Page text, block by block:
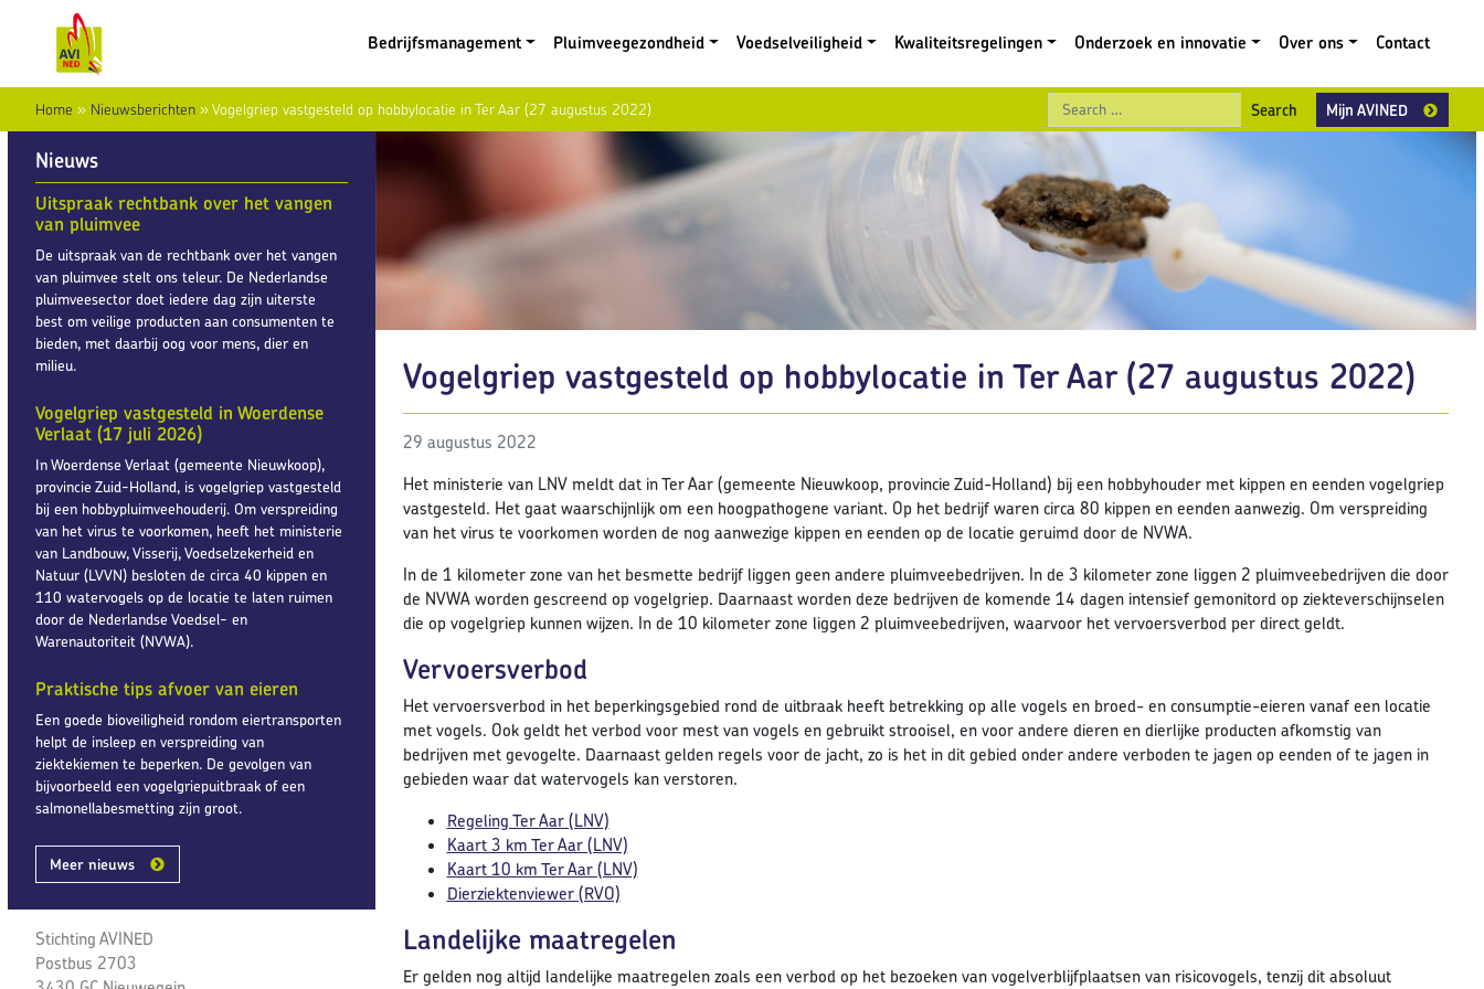
Bedrijfsmanagement
Pluimveegezondheid Voedselveiligheid Kwaliteitsregelingen Onderzoek en innovatie Over ons Contact
Home » Nieuwsberichten »Vogelgriep vastgesteld op hobbylocatie in Ter Aar (27 augustus 2022) Search
Mijn AVINED
Nieuws
Uitspraak rechtbank over het vangen
van pluimvee
De uitspraak van de rechtbank over het vangen
van pluimvee stelt ons teleur. De Nederlandse
pluimveesector doet iedere dag zijn uiterste
best om veilige producten aan consumenten te
bieden, met daarbij oog voor mens, dier en
milieu.
Vogelgriep vastgesteld in Woerdense
Verlaat (17 juli 2026)
In Woerdense Verlaat (gemeente Nieuwkoop),
provincie Zuid-Holland, is vogelgriep vastgesteld
bij een hobbypluimveehouderij. Om verspreiding
van het virus te voorkomen, heeft het ministerie
van Landbouw, Visserij, Voedselzekerheid en
Natuur (LVVN) besloten de circa 40 kippen en
110 watervogels op de locatie te laten ruimen
door de Nederlandse Voedsel- en
Warenautoriteit (NVWA).
Praktische tips afvoer van eieren
Een goede bioveiligheid rondom eiertransporten
helpt de insleep en verspreiding van
ziektekiemen te beperken. De gevolgen van
bijvoorbeeld een vogelgriepuitbraak of een
salmonellabesmetting zijn groot.
Meer nieuws
Stichting AVINED
Postbus 2703
Vogelgriep vastgesteld op hobbylocatie in Ter Aar (27 augustus 2022)
29 augustus 2022
Het ministerie van LNV meldt dat in Ter Aar (gemeente Nieuwkoop, provincie Zuid-Holland) bij een hobbyhouder met kippen en eenden vogelgriep
vastgesteld. Het gaat waarschijnlijk om een hoogpathogene variant. Op het bedrijf waren circa 80 kippen en eenden aanwezig. Om verspreiding
van het virus te voorkomen worden de nog aanwezige kippen en eenden op de locatie geruimd door de NVWA.
In de 1 kilometer zone van het besmette bedrijf liggen geen andere pluimveebedrijven. In de 3 kilometer zone liggen 2 pluimveebedrijven die door
de NVWA worden gescreend op vogelgriep. Daarnaast worden deze bedrijven de komende 14 dagen intensief gemonitord op ziekteverschijnselen
die op vogelgriep kunnen wijzen. In de 10 kilometer zone liggen 2 pluimveebedrijven, waarvoor het vervoersverbod per direct geldt.
Vervoersverbod
Het vervoersverbod in het beperkingsgebied rond de uitbraak heeft betrekking op alle vogels en broed- en consumptie-eieren vanaf een locatie
met vogels. Ook geldt het verbod voor mest van vogels en gebruikt strooisel, en voor andere dieren en dierlijke producten afkomstig van
bedrijven met gevogelte. Daarnaast gelden regels voor de jacht, zo is het in dit gebied onder andere verboden te jagen op eenden of te jagen in
gebieden waar dat watervogels kan verstoren.
Regeling Ter Aar (LNV)
Kaart 3 km Ter Aar (LNV)
Kaart 10 km Ter Aar (LNV)
Dierziektenviewer (RVO)
Landelijke maatregelen
Er gelden nog altijd landelijke maatregelen zoals een verbod op het bezoeken van vogelverblijfplaatsen van risicovogels, tenzij dit absoluut